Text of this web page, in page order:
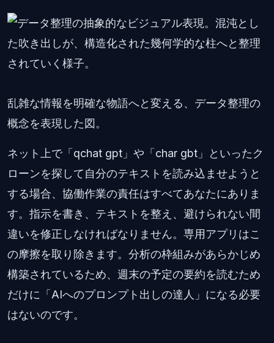
乱雑な情報を明確な物語へと変える、データ整理の
概念を表現した図。
ネット上で「qchat gpt」や「char gbt」といったク
ローンを探して自分のテキストを読み込ませようと
する場合、協働作業の責任はすべてあなたにありま
す。指示を書き、テキストを整え、避けられない間
違いを修正しなければなりません。専用アプリはこ
の摩擦を取り除きます。分析の枠組みがあらかじめ
構築されているため、週末の予定の要約を読むため
だけに「AIへのプロンプト出しの達人」になる必要
はないのです。